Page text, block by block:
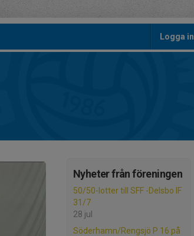
Logga in
Nyheter från föreningen
50/50-lotter till SFF -Delsbo IF
31/7
28 jul
Söderhamn/Rengsjö P 16 på